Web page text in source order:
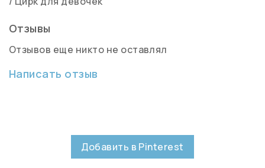
Отзывы
Отзывов еще никто не оставлял
Написать отзыв
Добавить в Pinterest